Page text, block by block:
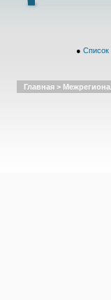
● Список
Главная >